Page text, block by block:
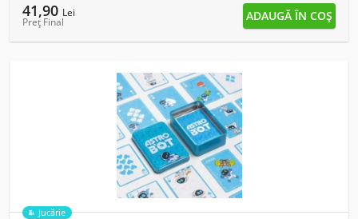
41,90 Lei
Preț Final
Jucărie